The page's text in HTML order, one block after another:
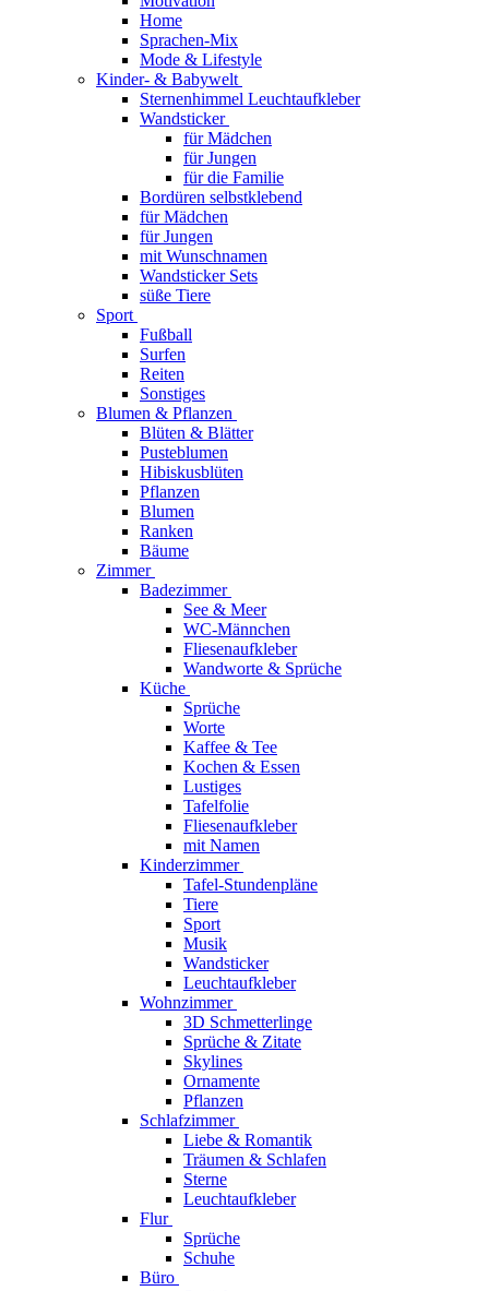
Home
Sprachen-Mix
Mode & Lifestyle
Kinder- & Babywelt
Sternenhimmel Leuchtaufkleber
Wandsticker
für Mädchen
für Jungen
für die Familie
Bordüren selbstklebend
für Mädchen
für Jungen
mit Wunschnamen
Wandsticker Sets
süße Tiere
Sport
Fußball
Surfen
Reiten
Sonstiges
Blumen & Pflanzen
Blüten & Blätter
Pusteblumen
Hibiskusblüten
Pflanzen
Blumen
Ranken
Bäume
Zimmer
Badezimmer
See & Meer
WC-Männchen
Fliesenaufkleber
Wandworte & Sprüche
Küche
Sprüche
Worte
Kaffee & Tee
Kochen & Essen
Lustiges
Tafelfolie
Fliesenaufkleber
mit Namen
Kinderzimmer
Tafel-Stundenpläne
Tiere
Sport
Musik
Wandsticker
Leuchtaufkleber
Wohnzimmer
3D Schmetterlinge
Sprüche & Zitate
Skylines
Ornamente
Pflanzen
Schlafzimmer
Liebe & Romantik
Träumen & Schlafen
Sterne
Leuchtaufkleber
Flur
Sprüche
Schuhe
Büro